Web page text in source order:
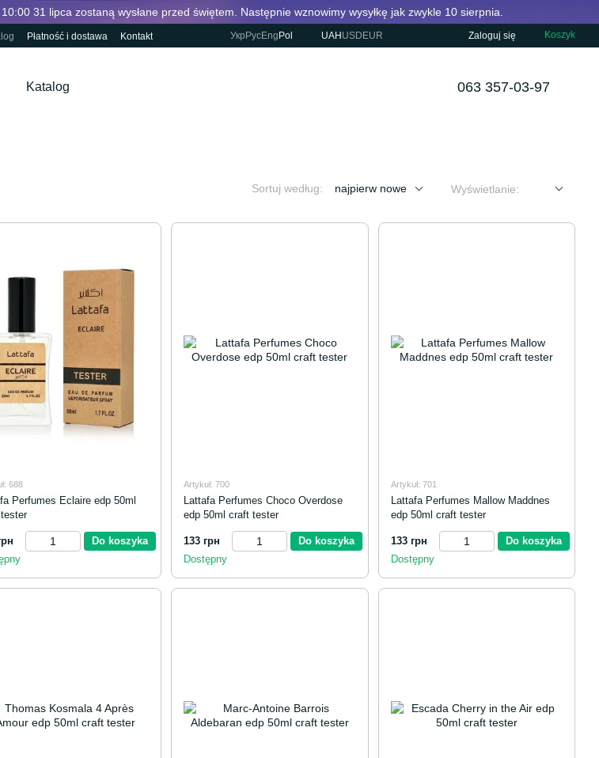
31 lipca zostaną wysłane przed świętem. Następnie wznowimy wysyłkę jak zwykle 10 sierpnia.
Płatność i dostawa Kontakt Укр РусEng Pol UAH USD EUR Zaloguj się Koszyk
Katalog 063 357-03-97
Sortuj według: najpierw nowe Wyświetlanie:
688
Perfumes Eclaire edp 50ml
Do koszyka
Artykuł: 700
Lattafa Perfumes Choco Overdose
edp 50ml craft tester
133 грн
Do koszyka
Dostępny
Artykuł: 701
Lattafa Perfumes Mallow Maddnes
edp 50ml craft tester
133 грн
Do koszyka
Dostępny